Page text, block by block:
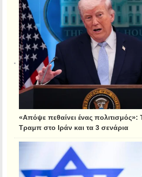
«Απόψε πεθαίνει ένας πολιτισμός»:
Τραμπ στο Ιράν και τα 3 σενάρια